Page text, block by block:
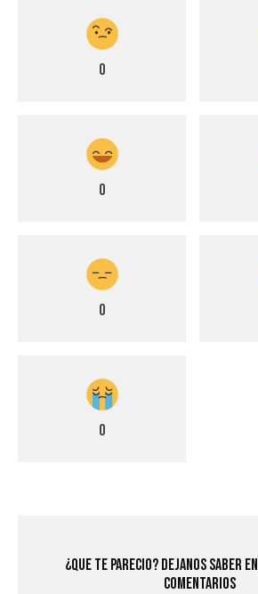
0
0
0
0
¿Que Te Parecio? Dejanos saber
comentarios